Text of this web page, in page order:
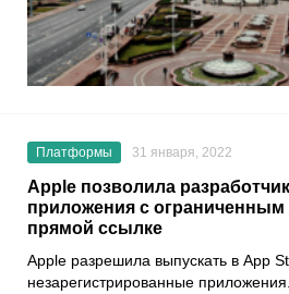
Платформы 31 января, 2022
Apple позволила
приложения с ограниченным
прямой ссылке
Apple разрешила выпускать в App
незарегистрированные